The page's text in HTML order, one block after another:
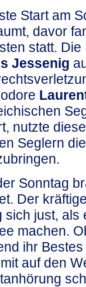
Start am
davor
statt.
Jessenig
nutzte
Seglern
Sonntag
Der
sich just, als
machen.
ihr
auf den